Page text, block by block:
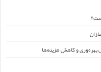
بهره‌وری و کاهش هزینه‌ها